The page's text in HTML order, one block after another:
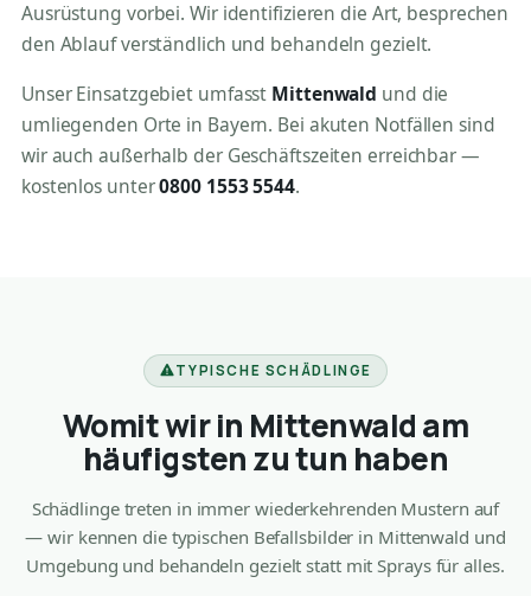
Ausrüstung vorbei. Wir identifizieren die Art, besprechen
den Ablauf verständlich und behandeln gezielt.
Unser Einsatzgebiet umfasst Mittenwald und die
umliegenden Orte in Bayern. Bei akuten Notfällen sind
wir auch außerhalb der Geschäftszeiten erreichbar —
kostenlos unter0800 1553 5544.
TYPISCHE SCHÄDLINGE
Womit wir in Mittenwald am
häufigsten zu tun haben
Schädlinge treten in immer wiederkehrenden Mustern auf
— wir kennen die typischen Befallsbilder in Mittenwald und
Umgebung und behandeln gezielt statt mit Sprays für alles.